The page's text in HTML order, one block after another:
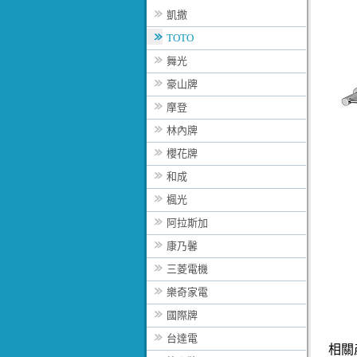
凱撒
TOTO
舞光
豪山牌
摩登
林內牌
櫻花牌
和成
楓光
阿拉斯加
康乃馨
三菱電機
樂奇家電
國際牌
台達電
相關